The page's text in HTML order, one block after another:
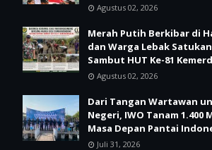
Agustus 02, 2026
Merah Putih Berkibar di
dan Warga Lebak
Sambut HUT Ke-81
Agustus 02, 2026
Dari Tangan Wartawan
Negeri, IWO Tanam 1.400
Masa Depan Pantai
Juli 31, 2026